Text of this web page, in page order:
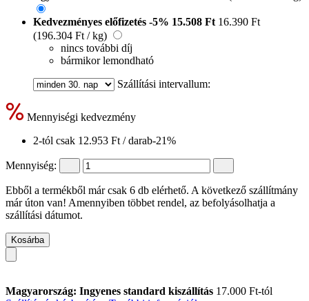
Kedvezményes előfizetés -5% 15.508 Ft 16.390 Ft
(196.304 Ft / kg)
nincs további díj
bármikor lemondható
Szállítási intervallum:
Mennyiségi kedvezmény
2-tól csak 12.953 Ft / darab-21%
Mennyiség:
Ebből a termékből már csak 6 db elérhető. A következő szállítmány
már úton van! Amennyiben többet rendel, az befolyásolhatja a
szállítási dátumot.
Kosárba
Magyarország: Ingyenes standard kiszállítás 17.000 Ft-tól